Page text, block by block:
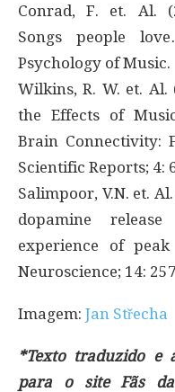
Conrad, F. et. Al.
Songs people
Psychology of Music.
Wilkins, R. W. et.
the Effects of
Brain Connectivity:
Scientific Reports; 4:
Salimpoor, V.N. et.
dopamine
experience of
Neuroscience; 14:
Imagem: Jan Střecha
*Texto traduzido e
para o site Fãs